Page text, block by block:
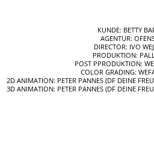
KUNDE: BETTY
AGENTUR:
DIRECTOR: IVO
PRODUKTION:
POST PPRODUKTION:
COLOR GRADING:
2D ANIMATION: PETER PANNES (DF DEINE
3D ANIMATION: PETER PANNES (DF DEINE